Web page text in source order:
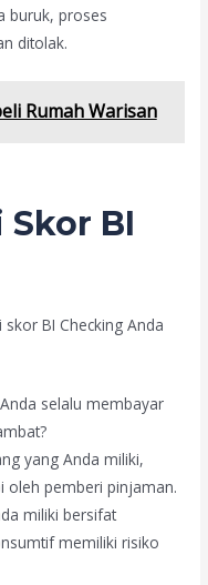
buruk, proses
ditolak.
Rumah Warisan
BI
BI Checking Anda
selalu membayar
yang Anda miliki,
oleh pemberi pinjaman.
miliki bersifat
memiliki risiko